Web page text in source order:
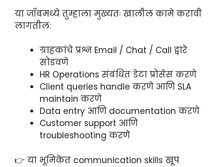
या जॉबमध्ये तुम्हाला मुख्यतः खालील कामे करावी
लागतील:
ग्राहकांचे प्रश्न Email / Chat / Call द्वारे
सोडवणे
HR Operations संबंधित डेटा प्रोसेस करणे
Client queries handle करणे आणि SLA
maintain करणे
Data entry आणि documentation करणे
Customer support आणि
troubleshooting करणे
👉 या भूमिकेत communication skills खूप